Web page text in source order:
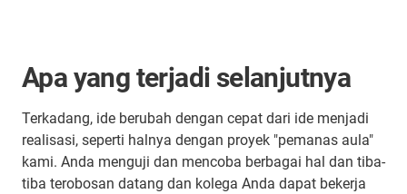
Apa yang terjadi selanjutnya
Terkadang, ide berubah dengan cepat dari ide menjadi
realisasi, seperti halnya dengan proyek "pemanas aula"
kami. Anda menguji dan mencoba berbagai hal dan tiba-
tiba terobosan datang dan kolega Anda dapat bekerja